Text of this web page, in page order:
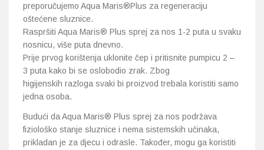
preporučujemo Aqua Maris®Plus za regeneraciju
oštećene sluznice.
Raspršiti Aqua Maris® Plus sprej za nos 1-2 puta u svaku
nosnicu, više puta dnevno.
Prije prvog korištenja uklonite čep i pritisnite pumpicu 2 –
3 puta kako bi se oslobodio zrak. Zbog
higijenskih razloga svaki bi proizvod trebala koristiti samo
jedna osoba.
Budući da Aqua Maris® Plus sprej za nos podržava
fiziološko stanje sluznice i nema sistemskih učinaka,
prikladan je za djecu i odrasle. Također, mogu ga koristiti